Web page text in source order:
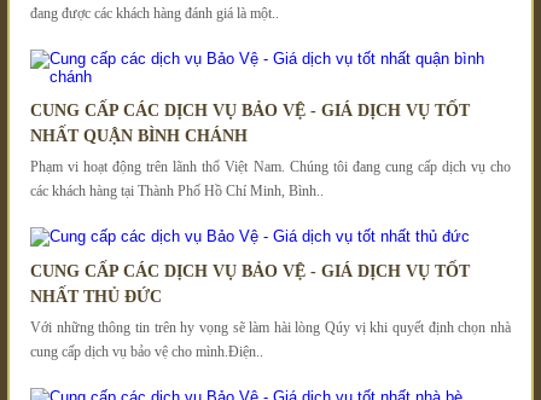
đang được các khách hàng đánh giá là một..
CUNG CẤP CÁC DỊCH VỤ BẢO VỆ - GIÁ DỊCH VỤ TỐT
NHẤT QUẬN BÌNH CHÁNH
Phạm vi hoạt động trên lãnh thổ Việt Nam. Chúng tôi đang cung cấp dịch vụ cho
các khách hàng tại Thành Phố Hồ Chí Minh, Bình..
CUNG CẤP CÁC DỊCH VỤ BẢO VỆ - GIÁ DỊCH VỤ TỐT
NHẤT THỦ ĐỨC
Với những thông tin trên hy vọng sẽ làm hài lòng Qúy vị khi quyết định chọn nhà
cung cấp dịch vụ bảo vệ cho mình.Điện..